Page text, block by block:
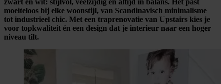
moeiteloos bij elke woonstijl, van Scandinavisch minimalisme
tot industrieel chic. Met een traprenovatie van Upstairs kies je
voor topkwaliteit én een design dat je interieur naar een hoger
niveau tilt.